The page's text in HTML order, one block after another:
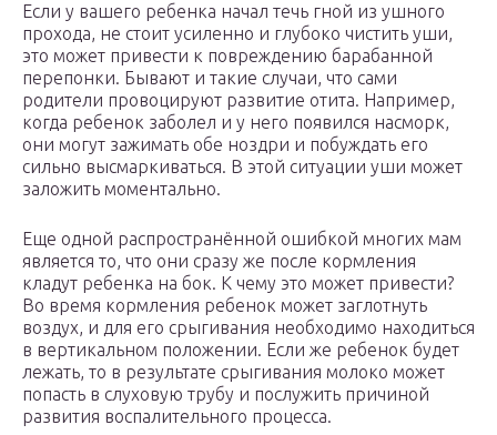
Если у вашего ребенка начал течь гной из ушного
прохода, не стоит усиленно и глубоко чистить уши,
это может привести к повреждению барабанной
перепонки. Бывают и такие случаи, что сами
родители провоцируют развитие отита. Например,
когда ребенок заболел и у него появился насморк,
они могут зажимать обе ноздри и побуждать его
сильно высмаркиваться. В этой ситуации уши может
заложить моментально.
Еще одной распространённой ошибкой многих мам
является то, что они сразу же после кормления
кладут ребенка на бок. К чему это может привести?
Во время кормления ребенок может заглотнуть
воздух, и для его срыгивания необходимо находиться
в вертикальном положении. Если же ребенок будет
лежать, то в результате срыгивания молоко может
попасть в слуховую трубу и послужить причиной
развития воспалительного процесса.